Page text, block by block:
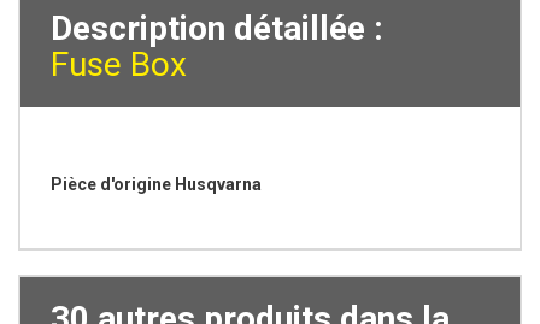
Description détaillée :
Fuse Box
Pièce d'origine Husqvarna